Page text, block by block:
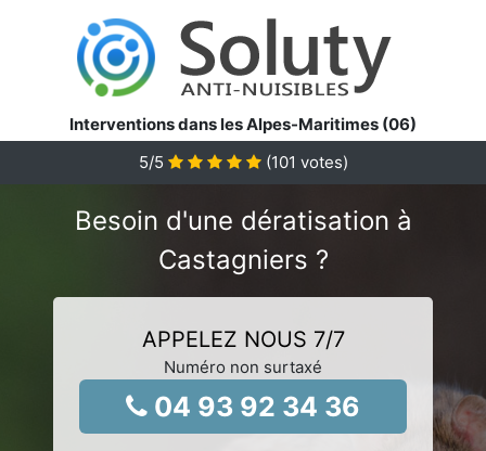
Interventions dans les Alpes-Maritimes (06)
5/5 (101 votes)
Besoin d'une dératisation à
Castagniers ?
APPELEZ NOUS 7/7
Numéro non surtaxé
04 93 92 34 36